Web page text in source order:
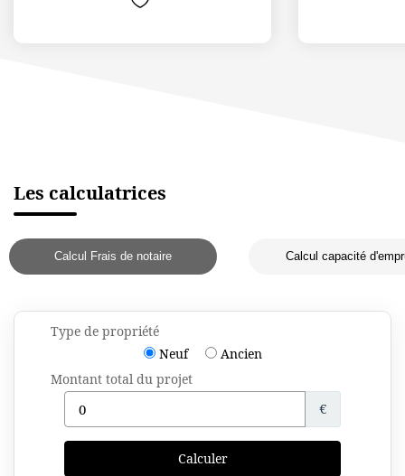
Les calculatrices
Calcul Frais de notaire Calcul capacité